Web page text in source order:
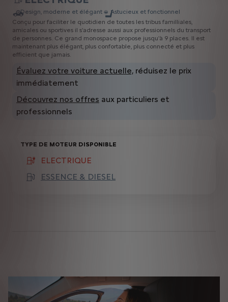
Design, moderne et élégant
Astucieux et fonctionnel
Conçu pour faciliter le quotidien de toutes les tribus familliales,
amicales ou sportives il s'adresse aussi aux professionnels du transport
de personnes. Ce grand monospace propose jusqu'à 9 places. Il est
maintenant plus élégant, plus confortable, plus connecté et plus
efficient que jamais.
Évaluez votre voiture actuelle, réduisez le prix
immédiatement
Découvrez nos offres aux particuliers et
professionnels
TYPE DE MOTEUR DISPONIBLE
ELECTRIQUE
ESSENCE & DIESEL